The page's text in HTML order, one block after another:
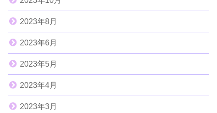
2023年8月
2023年6月
2023年5月
2023年4月
2023年3月